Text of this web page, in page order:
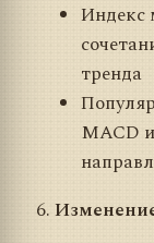
Индекс
тренда
MACD